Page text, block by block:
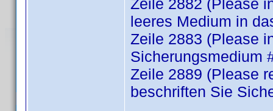
Zeile 2882 (Please
leeres Medium in
Zeile 2883 (Please
Sicherungsmedium
Zeile 2889 (Please
beschriften Sie